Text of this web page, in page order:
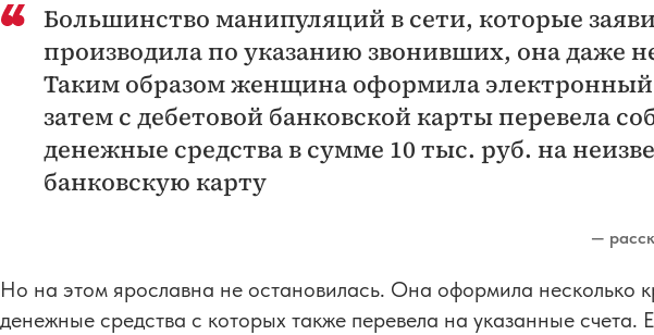
Большинство манипуляций в сети, которые
производила по указанию звонивших, она даже
Таким образом женщина оформила
затем с дебетовой банковской карты перевела
денежные средства в сумме 10 тыс. руб. на
банковскую карту
—
Но на этом ярославна не остановилась. Она оформила несколько
денежные средства с которых также перевела на указанные счета.